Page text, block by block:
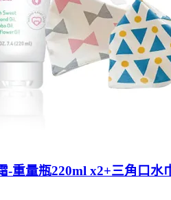
-重量瓶220ml x2+三角口水